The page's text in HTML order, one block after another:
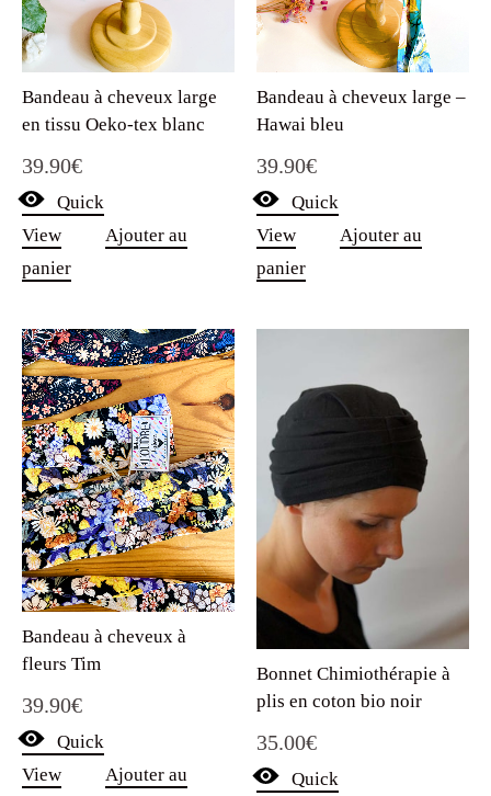
Bandeau à cheveux large
en tissu Oeko-tex blanc
39.90€
Quick
View
Ajouter au
panier
Bandeau à cheveux large –
Hawai bleu
39.90€
Quick
View
Ajouter au
panier
Bandeau à cheveux à
fleurs Tim
39.90€
Quick
View
Ajouter au
Bonnet Chimiothérapie à
plis en coton bio noir
35.00€
Quick